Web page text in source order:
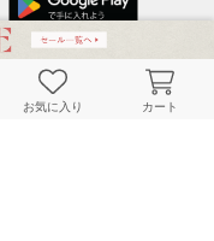
お気に入り カート